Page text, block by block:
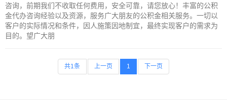
咨询，前期我们不收取任何费用，安全可靠，请您放心！丰富的公积
金代办咨询经验以及资源，服务广大朋友的公积金相关服务。一切以
客户的实际情况和条件，因人施策因地制宜，最终实现客户的需求为
目的。望广大朋
共1条 上一页 1 下一页